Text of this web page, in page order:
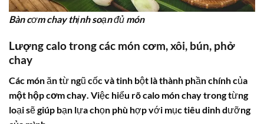
Bàn cơm chay thịnh soạn đủ món
Lượngcalo trong các món cơm, xôi, bún, phở
chay
Các món ăn từ ngũ cốc và tinh bột là thành phần chính của
một hộp cơm chay . Việc hiểu rõcalo món chaytrong từng
loại sẽ giúp bạn lựa chọn phù hợp với mục tiêu dinh dưỡng